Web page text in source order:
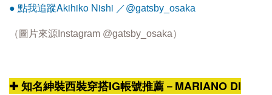
● 點我追蹤Akihiko Nishi ／@gatsby_osaka
（圖片來源Instagram @gatsby_osaka）
✚ 知名紳裝西裝穿搭IG帳號推薦－MARIANO DI